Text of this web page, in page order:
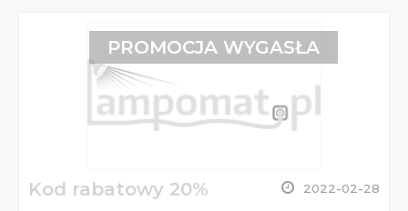
Kod rabatowy 20% 2022-02-28
PROMOCJA WYGASŁA